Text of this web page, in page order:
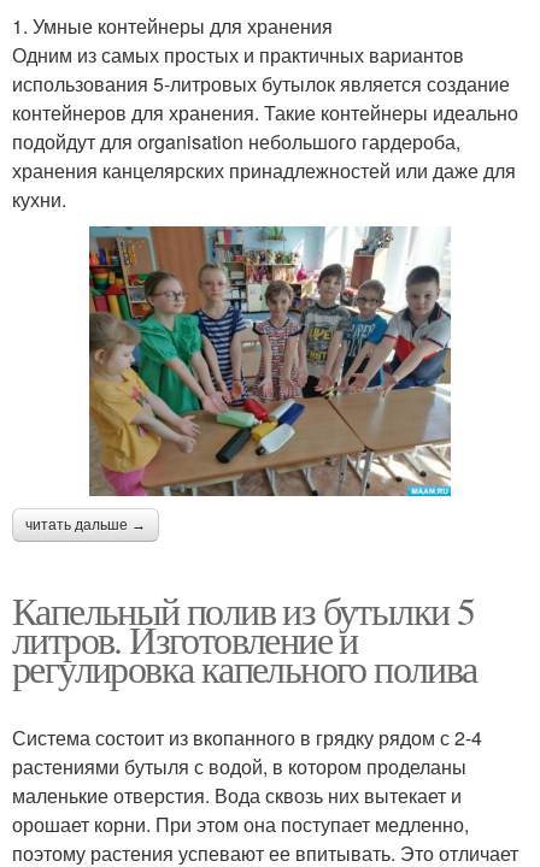
1. Умные контейнеры для хранения
Одним из самых простых и практичных вариантов
использования 5-литровых бутылок является создание
контейнеров для хранения. Такие контейнеры идеально
подойдут для organisation небольшого гардероба,
хранения канцелярских принадлежностей или даже для
кухни.
читать дальше →
Капельный полив из бутылки 5
литров. Изготовление и
регулировка капельного полива
Система состоит из вкопанного в грядку рядом с 2-4
растениями бутыля с водой, в котором проделаны
маленькие отверстия. Вода сквозь них вытекает и
орошает корни. При этом она поступает медленно,
поэтому растения успевают ее впитывать. Это отличает